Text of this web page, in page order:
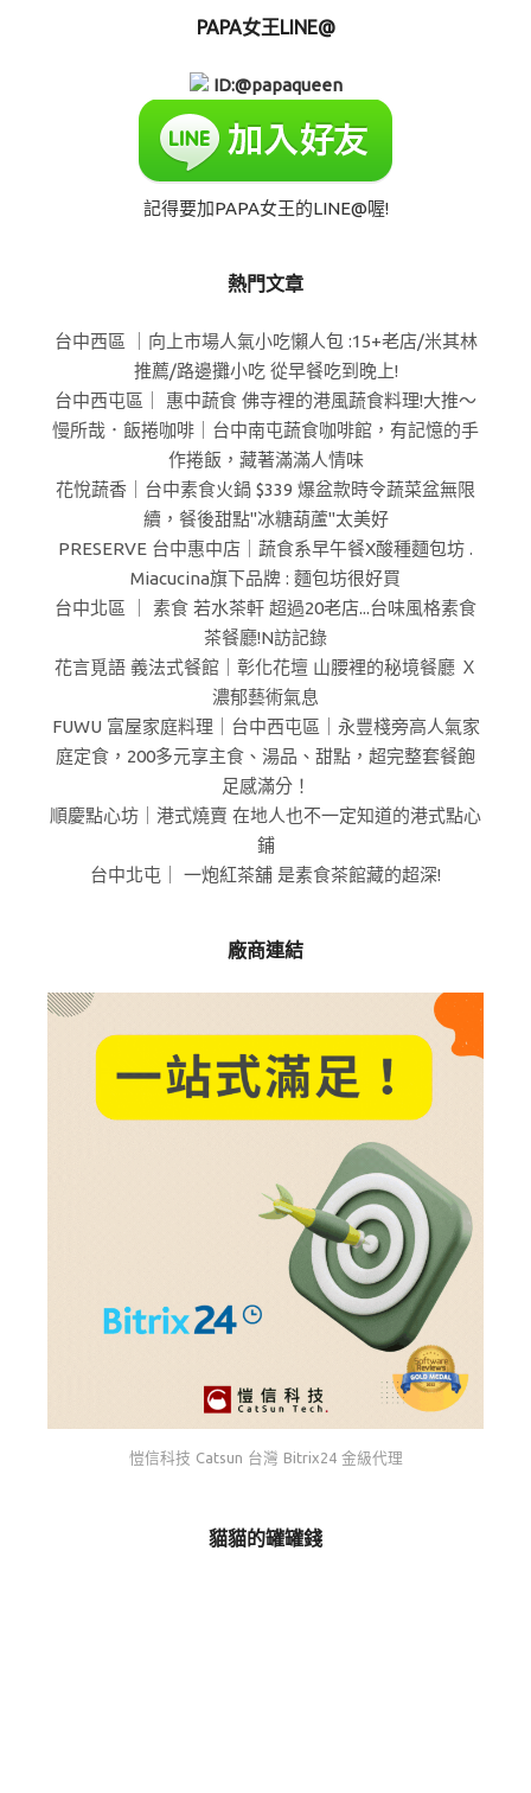
PAPA女王LINE@
ID:@papaqueen
記得要加PAPA女王的LINE@喔!
熱門文章
台中西區 ｜向上市場人氣小吃懶人包 :15+老店/米其林
推薦/路邊攤小吃 從早餐吃到晚上!
台中西屯區｜ 惠中蔬食 佛寺裡的港風蔬食料理!大推～
慢所哉．飯捲咖啡｜台中南屯蔬食咖啡館，有記憶的手
作捲飯，藏著滿滿人情味
花悅蔬香｜台中素食火鍋 $339 爆盆款時令蔬菜盆無限
續，餐後甜點"冰糖葫蘆"太美好
PRESERVE 台中惠中店｜蔬食系早午餐X酸種麵包坊 .
Miacucina旗下品牌 : 麵包坊很好買
台中北區 ｜ 素食 若水茶軒 超過20老店...台味風格素食
茶餐廳!N訪記錄
花言覓語 義法式餐館｜彰化花壇 山腰裡的秘境餐廳 Ｘ
濃郁藝術氣息
FUWU 富屋家庭料理｜台中西屯區｜永豐棧旁高人氣家
庭定食，200多元享主食、湯品、甜點，超完整套餐飽
足感滿分！
順慶點心坊｜港式燒賣 在地人也不一定知道的港式點心
鋪
台中北屯｜ 一炮紅茶舖 是素食茶館藏的超深!
廠商連結
愷信科技 Catsun 台灣 Bitrix24 金級代理
貓貓的罐罐錢